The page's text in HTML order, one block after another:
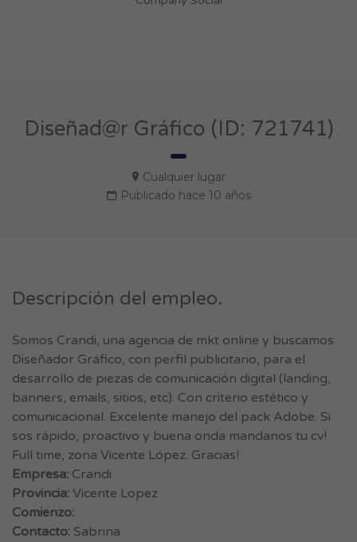
Diseñad@r Gráfico (ID: 721741)
Cualquier lugar
Publicado hace 10 años
Descripción del empleo.
Somos Crandi, una agencia de mkt online y buscamos
Diseñador Gráfico, con perfil publicitario, para el
desarrollo de piezas de comunicación digital (landing,
banners, emails, sitios, etc). Con criterio estético y
comunicacional. Excelente manejo del pack Adobe. Si
sos rápido, proactivo y buena onda mandanos tu cv!
Full time, zona Vicente López. Gracias!
Empresa: Crandi
Provincia: Vicente Lopez
Comienzo:
Contacto: Sabrina